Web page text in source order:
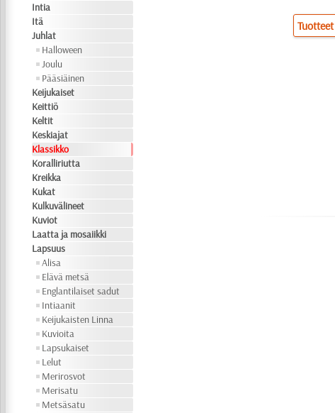
Intia
Itä
Juhlat
Halloween
Joulu
Pääsiäinen
Keijukaiset
Keittiö
Keltit
Keskiajat
Klassikko
Koralliriutta
Kreikka
Kukat
Kulkuvälineet
Kuviot
Laatta ja mosaiikki
Lapsuus
Alisa
Elävä metsä
Englantilaiset sadut
Intiaanit
Keijukaisten Linna
Kuvioita
Lapsukaiset
Lelut
Merirosvot
Merisatu
Metsäsatu
Tuotteet